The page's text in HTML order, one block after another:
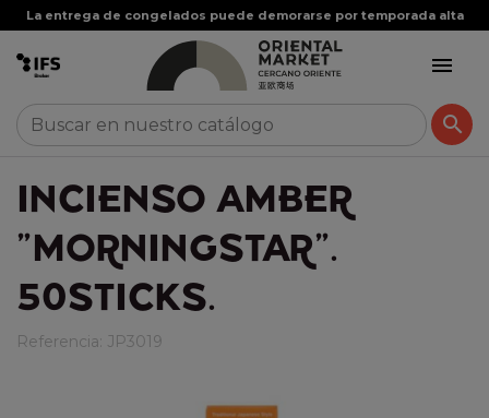
La entrega de congelados puede demorarse por temporada alta


INCIENSO AMBER
"MORNINGSTAR".
50STICKS.
Referencia: JP3019